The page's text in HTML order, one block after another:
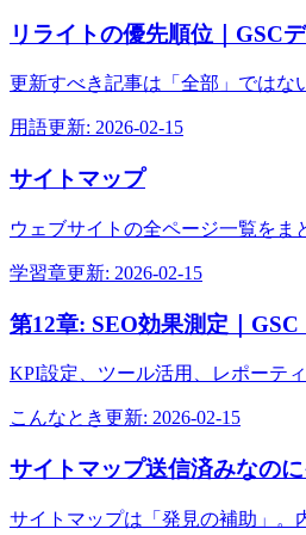
リライトの優先順位｜GSC
更新すべき記事は「全部」ではな
用語更新: 2026-02-15
サイトマップ
ウェブサイトの全ページ一覧をま
学習章更新: 2026-02-15
第12章: SEO効果測定｜
KPI設定、ツール活用、レポーテ
こんなとき更新: 2026-02-15
サイトマップ送信済みなの
サイトマップは「発見の補助」。